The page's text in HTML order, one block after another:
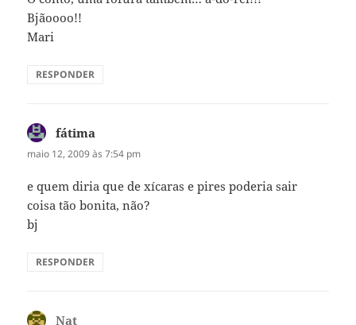
Bjãoooo!!
Mari
RESPONDER
fátima
maio 12, 2009 às 7:54 pm
e quem diria que de xícaras e pires poderia sair
coisa tão bonita, não?
bj
RESPONDER
Nat